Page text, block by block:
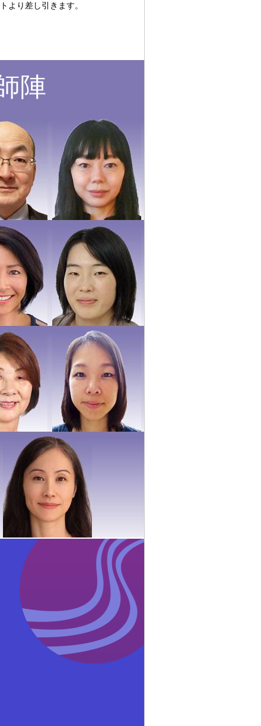
より差し引きます。
陣